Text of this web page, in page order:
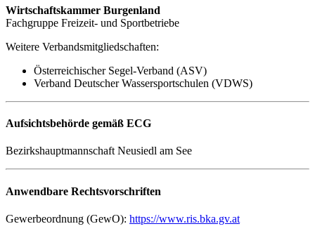
Wirtschaftskammer Burgenland
Fachgruppe Freizeit- und Sportbetriebe
Weitere Verbandsmitgliedschaften:
Österreichischer Segel-Verband (ASV)
Verband Deutscher Wassersportschulen (VDWS)
Aufsichtsbehörde gemäß ECG
Bezirkshauptmannschaft Neusiedl am See
Anwendbare Rechtsvorschriften
Gewerbeordnung (GewO): https://www.ris.bka.gv.at